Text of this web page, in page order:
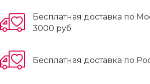
Бесплатная доставка по
3000 руб.
Бесплатная доставка по